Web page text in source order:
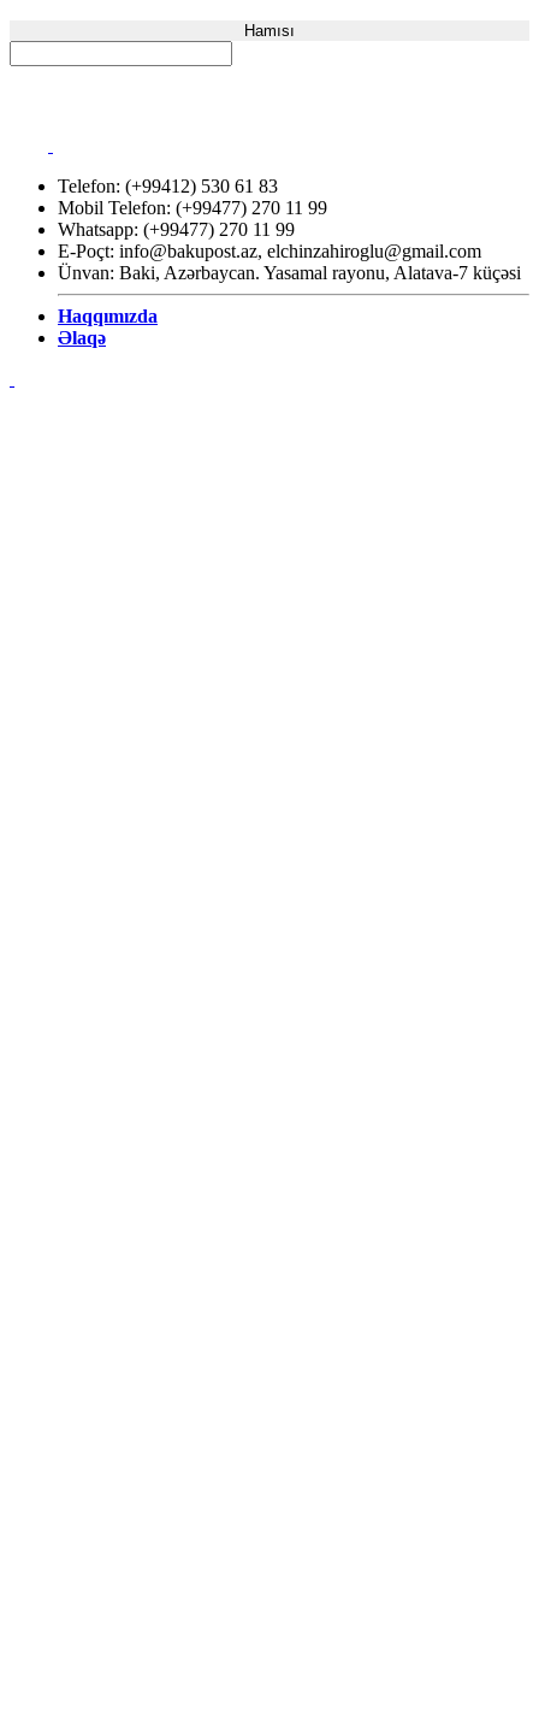
Hamısı
Telefon: (+99412) 530 61 83
Mobil Telefon: (+99477) 270 11 99
Whatsapp: (+99477) 270 11 99
E-Poçt: info@bakupost.az, elchinzahiroglu@gmail.com
Ünvan: Baki, Azərbaycan. Yasamal rayonu, Alatava-7 küçəsi
Haqqımızda
Əlaqə